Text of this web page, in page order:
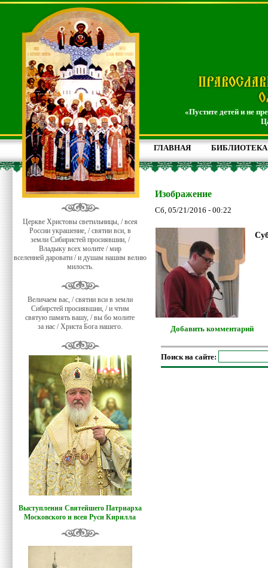
«Пустите детей и не
ГЛАВНАЯ БИБЛИОТЕКА
Церкве Христовы светильницы, / всея
России украшение, / святии вси, в
земли Сибиристей просиявшии, /
Владыку всех молите / мир
вселенней даровати / и душам нашим велию
милость.
Величаем вас, / святии вси в земли
Сибирстей просиявшии, / и чтим
святую память вашу, / вы бо молите
за нас / Христа Бога нашего.
Выступления Святейшего Патриарха
Московского и всея Руси Кирилла
Изображение
Сб, 05/21/2016 - 00:22
Добавить комментарий
Поиск на сайте: